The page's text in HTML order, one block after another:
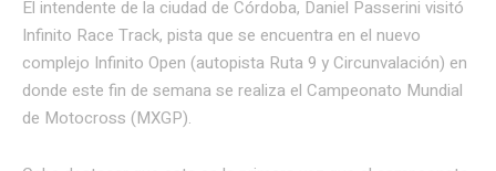
El intendente de la ciudad de Córdoba, Daniel Passerini visitó
Infinito Race Track, pista que se encuentra en el nuevo
complejo Infinito Open (autopista Ruta 9 y Circunvalación) en
donde este fin de semana se realiza el Campeonato Mundial
de Motocross (MXGP).